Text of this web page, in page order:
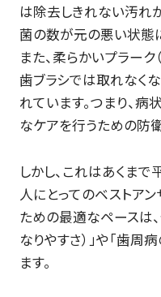
は除去しきれない汚れ
菌の数が元の悪い状態
また、柔らかいプラーク
歯ブラシでは取れなく
れています。つまり、
なケアを行うための防衛
しかし、これはあくま
人にとってのベストア
ための最適なペースは
なりやすさ）」や「歯周
ます。